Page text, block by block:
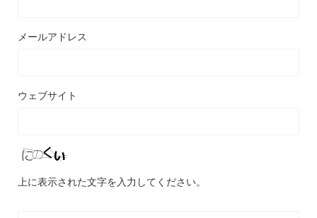
メールアドレス
ウェブサイト
上に表示された文字を入力してください。